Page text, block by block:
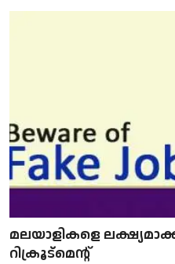
മലയാളികളെ
റിക്രൂട്മെന്റ്